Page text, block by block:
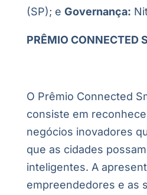
(SP); e Governança:
PRÊMIO CONNECTED
O Prêmio Connected
consiste em
negócios inovadores
que as cidades
inteligentes. A
empreendedores e as